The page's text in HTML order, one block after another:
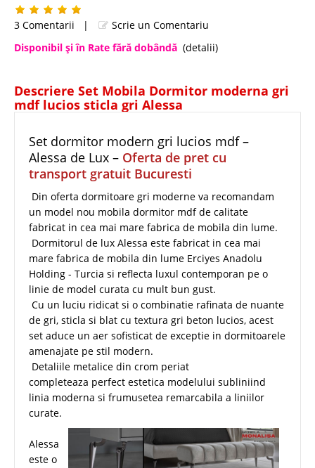
3 Comentarii |
Scrie un Comentariu
Disponibil şi în Rate fără dobândă (detalii)
Descriere Set Mobila Dormitor moderna gri
mdf lucios sticla gri Alessa
Set dormitor modern gri lucios mdf –
Alessa de Lux – Oferta de pret cu
transport gratuit Bucuresti
Din oferta dormitoare gri moderne va recomandam
un model nou mobila dormitor mdf de calitate
fabricat in cea mai mare fabrica de mobila din lume.
Dormitorul de lux Alessa este fabricat in cea mai
mare fabrica de mobila din lume Erciyes Anadolu
Holding - Turcia si reflecta luxul contemporan pe o
linie de model curata cu mult bun gust.
Cu un luciu ridicat si o combinatie rafinata de nuante
de gri, sticla si blat cu textura gri beton lucios, acest
set aduce un aer sofisticat de exceptie in dormitoarele
amenajate pe stil modern.
Detaliile metalice din crom periat
completeaza perfect estetica modelului subliniind
linia moderna si frumusetea remarcabila a liniilor
curate.
Alessa
este o